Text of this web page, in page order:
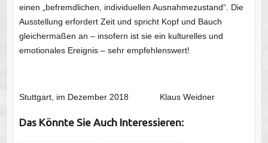
einen „befremdlichen, individuellen Ausnahmezustand“. Die
Ausstellung erfordert Zeit und spricht Kopf und Bauch
gleichermaßen an – insofern ist sie ein kulturelles und
emotionales Ereignis – sehr empfehlenswert!
Stuttgart, im Dezember 2018 Klaus Weidner
Das Könnte Sie Auch Interessieren: